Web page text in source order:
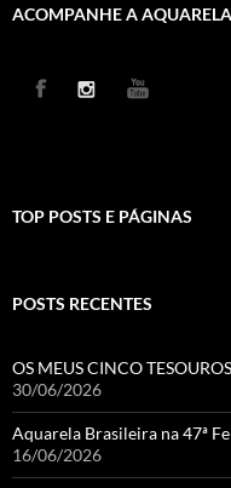
ACOMPANHE A
TOP POSTS E PÁGINAS
POSTS RECENTES
OS MEUS CINCO TESOUROS
30/06/2026
Aquarela Brasileira na 47ª
16/06/2026